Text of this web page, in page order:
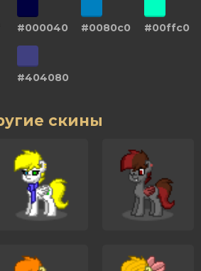
#000040 #0080c0 #00ffc0
#404080
скины